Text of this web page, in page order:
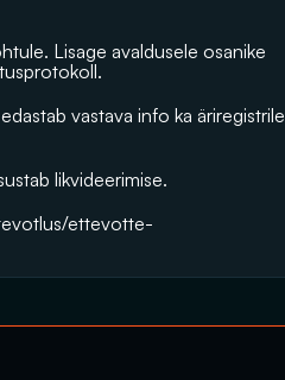
. Lisage avaldusele osanike
vastava info ka äriregistrile
likvideerimise.
ettevotte-